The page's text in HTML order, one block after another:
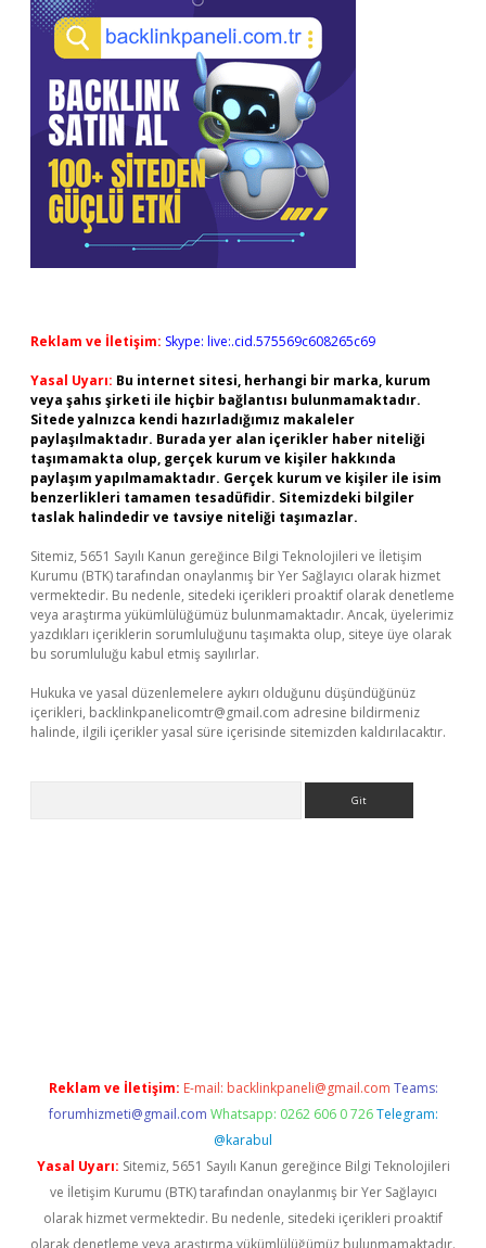
Reklam ve İletişim: Skype: live:.cid.575569c608265c69
Yasal Uyarı: Bu internet sitesi, herhangi bir marka, kurum
veya şahıs şirketi ile hiçbir bağlantısı bulunmamaktadır.
Sitede yalnızca kendi hazırladığımız makaleler
paylaşılmaktadır. Burada yer alan içerikler haber niteliği
taşımamakta olup, gerçek kurum ve kişiler hakkında
paylaşım yapılmamaktadır. Gerçek kurum ve kişiler ile isim
benzerlikleri tamamen tesadüfidir. Sitemizdeki bilgiler
taslak halindedir ve tavsiye niteliği taşımazlar.
Sitemiz, 5651 Sayılı Kanun gereğince Bilgi Teknolojileri ve İletişim
Kurumu (BTK) tarafından onaylanmış bir Yer Sağlayıcı olarak hizmet
vermektedir. Bu nedenle, sitedeki içerikleri proaktif olarak denetleme
veya araştırma yükümlülüğümüz bulunmamaktadır. Ancak, üyelerimiz
yazdıkları içeriklerin sorumluluğunu taşımakta olup, siteye üye olarak
bu sorumluluğu kabul etmiş sayılırlar.
Hukuka ve yasal düzenlemelere aykırı olduğunu düşündüğünüz
içerikleri, backlinkpanelicomtr@gmail.com adresine bildirmeniz
halinde, ilgili içerikler yasal süre içerisinde sitemizden kaldırılacaktır.
Reklam ve İletişim: E-mail: backlinkpaneli@gmail.com Teams:
forumhizmeti@gmail.com Whatsapp: 0262 606 0 726 Telegram:
@karabul
Yasal Uyarı: Sitemiz, 5651 Sayılı Kanun gereğince Bilgi Teknolojileri
ve İletişim Kurumu (BTK) tarafından onaylanmış bir Yer Sağlayıcı
olarak hizmet vermektedir. Bu nedenle, sitedeki içerikleri proaktif
olarak denetleme veya araştırma yükümlülüğümüz bulunmamaktadır.